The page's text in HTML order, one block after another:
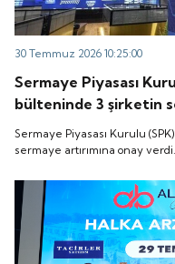
30 Temmuz 2026 10:25:00
Sermaye Piyasası
bülteninde 3 şirketin
Sermaye Piyasası Kurulu
sermaye artırımına onay verdi.